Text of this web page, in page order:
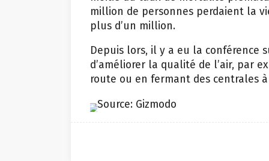
million de personnes perdaient la
plus d’un million.
Depuis lors, il y a eu la conférence
d’améliorer la qualité de l’air, par
route ou en fermant des centrales
Source: Gizmodo